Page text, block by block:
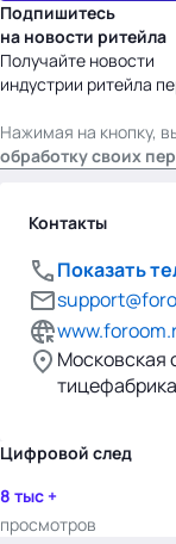
Подпишитесь
на новости ритейла
Получайте новости
индустрии ритейла
Нажимая на кнопку,
обработку своих
Контакты
Показать
Московская
Цифровой след
8 тыс +
просмотров